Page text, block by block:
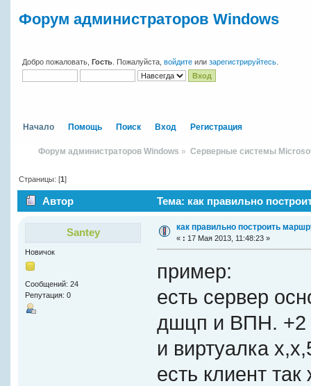
Форум администраторов Windows
Добро пожаловать, Гость . Пожалуйста, войдите или зарегистрируйтесь
Начало Помощь Поиск Вход Регистрация
Форум администраторов Windows » Серверные системы
Страницы: [1]
Автор Тема: как правильно
Santey
Новичок
Сообщений: 24
Репутация: 0
как правильно построить
« : 17 Мая 2013, 11:48:23 »
пример:
есть сервер
дшцп и ВПН. +2
и виртуалка
есть клиент